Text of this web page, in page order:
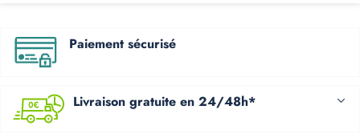
Paiement sécurisé
Livraison gratuite en 24/48h*